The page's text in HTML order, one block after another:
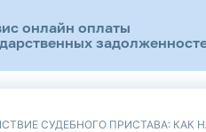
онлайн оплаты
СУДЕБНОГО ПРИСТАВА: КАК